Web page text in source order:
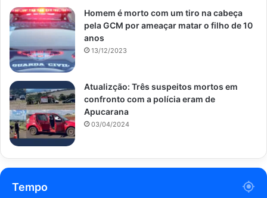
Homem é morto com um tiro na cabeça
pela GCM por ameaçar matar o filho de 10
anos
13/12/2023
Atualizção: Três suspeitos mortos em
confronto com a polícia eram de
Apucarana
03/04/2024
Tempo